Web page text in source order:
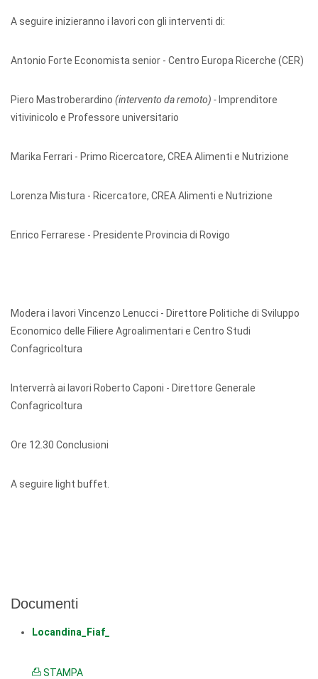
A seguire inizieranno i lavori con gli interventi di:
Antonio Forte Economista senior - Centro Europa Ricerche (CER)
Piero Mastroberardino (intervento da remoto) - Imprenditore
vitivinicolo e Professore universitario
Marika Ferrari - Primo Ricercatore, CREA Alimenti e Nutrizione
Lorenza Mistura - Ricercatore, CREA Alimenti e Nutrizione
Enrico Ferrarese - Presidente Provincia di Rovigo
Modera i lavori Vincenzo Lenucci - Direttore Politiche di Sviluppo
Economico delle Filiere Agroalimentari e Centro Studi
Confagricoltura
Interverrà ai lavori Roberto Caponi - Direttore Generale
Confagricoltura
Ore 12.30 Conclusioni
A seguire light buffet.
Documenti
Locandina_Fiaf_
STAMPA